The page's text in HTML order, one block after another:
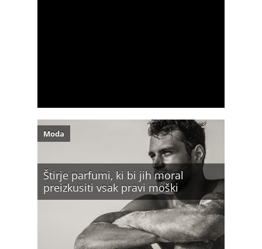
Štirje parfumi, ki bi jih moral
preizkusiti vsak pravi moški
Moda